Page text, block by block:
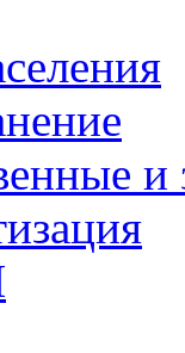
и